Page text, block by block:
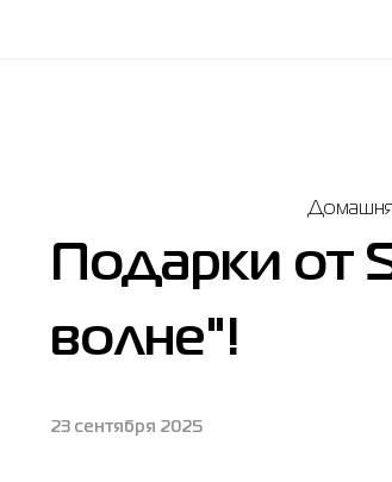
Подарки от
волне"!
23 сентября 2025